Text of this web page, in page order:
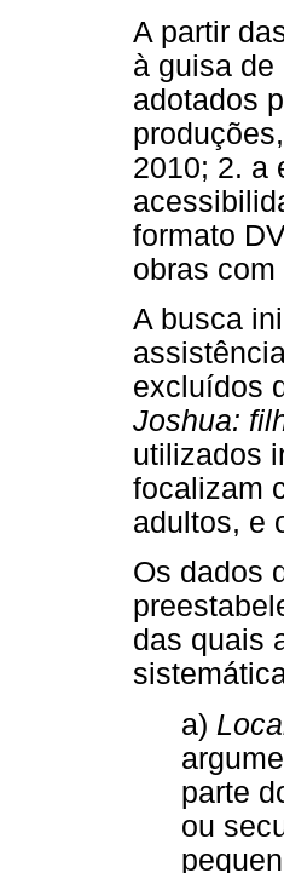
A partir
à guisa
adotados
2010; 2. a
formato
obras
A busca
excluídos
Joshua:
utilizados
focalizam
adultos, e
Os dados
das quais
a)
parte
ou